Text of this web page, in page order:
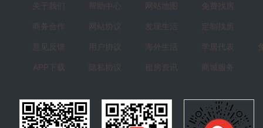
关于我们
商务合作
意见反馈
APP下载
帮助中心
网站协议
用户协议
隐私协议
网站地图
发现生活
海外生活
租房资讯
免费找房
定制找房
学居代表
商城服务